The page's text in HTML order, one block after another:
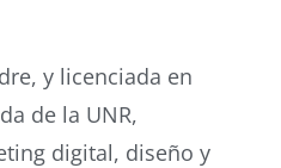
y licenciada en
de la UNR,
digital, diseño y